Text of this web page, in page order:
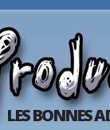
LES BONNES